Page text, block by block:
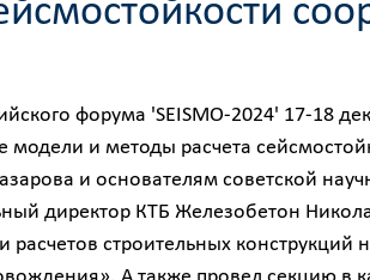
форума 'SEISMO-2024' 17-18
модели и методы расчета
и основателям советской
директор КТБ Железобетон
расчетов строительных конструкций